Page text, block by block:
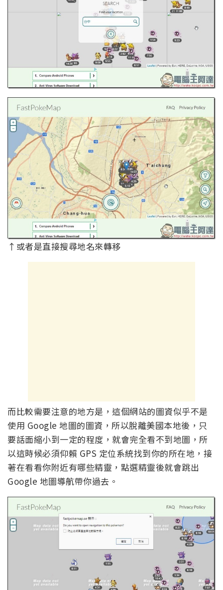
↑或者是直接搜尋地名來轉移
而比較需要注意的地方是，這個網站的圖資似乎不是
使用 Google 地圖的圖資，所以脫離美國本地後，只
要話面縮小到一定的程度，就會完全看不到地圖，所
以這時候必須仰賴 GPS 定位系統找到你的所在地，接
著在看看你附近有哪些精靈，點選精靈後就會跳出
Google 地圖導航帶你過去。